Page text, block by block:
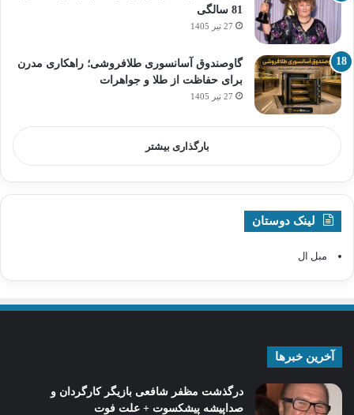
81 سالگی
27 تیر 1405
گاوصندوق آسانسوری طلافروشی؛ راهکاری مدرن
برای حفاظت از طلا و جواهرات
27 تیر 1405
بارگذاری بیشتر
لینک دوستان
مبل ال
آخرین خبرها
درگذشت مظفر شافعی بازیگر کارگردان و
صداپیشه پیشکسوت + علت فوت